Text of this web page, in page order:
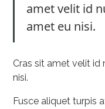
amet velit id
amet eu nisi.
Cras sit amet velit
nisi.
Fusce aliquet turpis